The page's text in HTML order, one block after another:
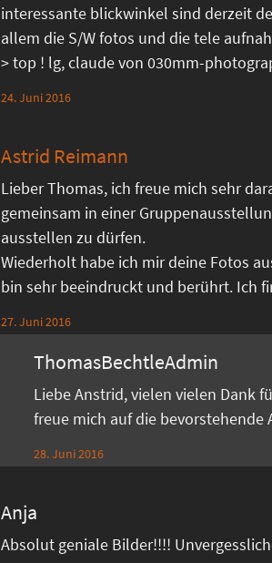
interessante blickwinkel sind derzeit
allem die S/W fotos und die tele
> top ! lg, claude von 030mm-
24. Juni 2016
Astrid Reimann
Lieber Thomas, ich freue mich sehr
gemeinsam in einer
ausstellen zu dürfen.
Wiederholt habe ich mir deine Fotos
bin sehr beeindruckt und berührt. Ich
27. Juni 2016
ThomasBechtleAdmin
Liebe Anstrid, vielen vielen Dank
freue mich auf die bevorstehende
28. Juni 2016
Anja
Absolut geniale Bilder!!!!